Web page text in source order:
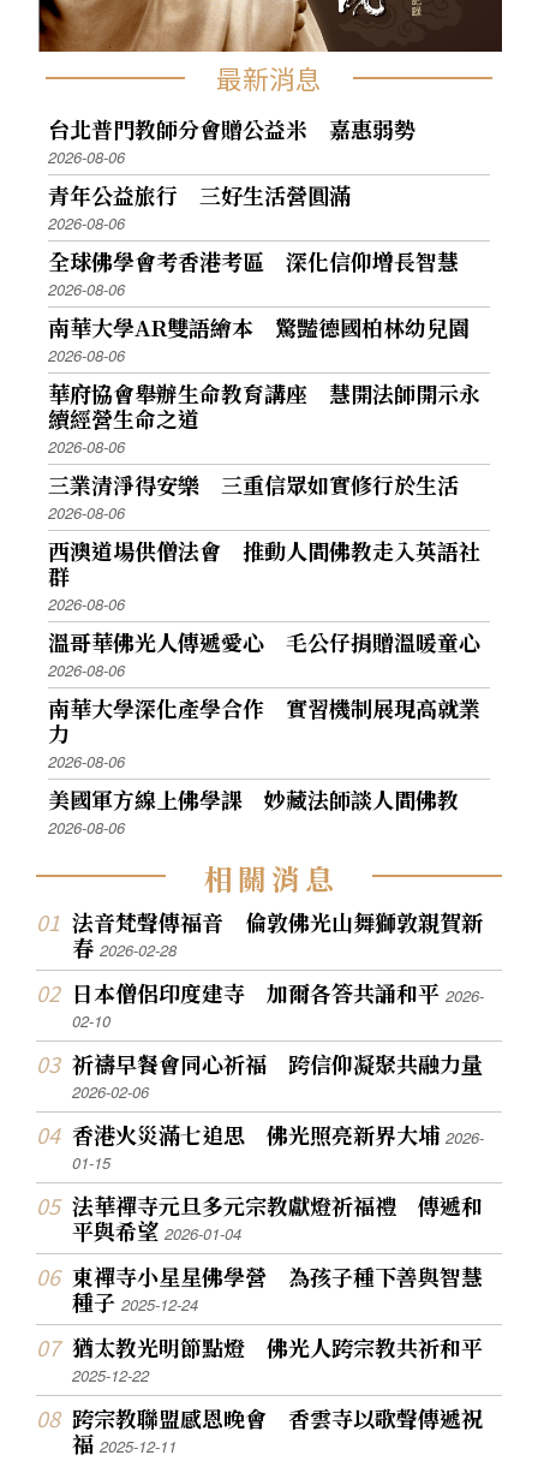
最新消息
台北普門教師分會贈公益米 嘉惠弱勢
2026-08-06
青年公益旅行 三好生活營圓滿
2026-08-06
全球佛學會考香港考區 深化信仰增長智慧
2026-08-06
南華大學AR雙語繪本 驚豔德國柏林幼兒園
2026-08-06
華府協會舉辦生命教育講座 慧開法師開示永
續經營生命之道
2026-08-06
三業清淨得安樂 三重信眾如實修行於生活
2026-08-06
西澳道場供僧法會 推動人間佛教走入英語社
群
2026-08-06
溫哥華佛光人傳遞愛心 毛公仔捐贈溫暖童心
2026-08-06
南華大學深化產學合作 實習機制展現高就業
力
2026-08-06
美國軍方線上佛學課 妙藏法師談人間佛教
2026-08-06
相關消息
法音梵聲傳福音 倫敦佛光山舞獅敦親賀新
春2026-02-28
日本僧侶印度建寺 加爾各答共誦和平2026-
02-10
祈禱早餐會同心祈福 跨信仰凝聚共融力量
2026-02-06
香港火災滿七追思 佛光照亮新界大埔2026-
01-15
法華禪寺元旦多元宗教獻燈祈福禮 傳遞和
平與希望2026-01-04
東禪寺小星星佛學營 為孩子種下善與智慧
種子2025-12-24
猶太教光明節點燈 佛光人跨宗教共祈和平
2025-12-22
跨宗教聯盟感恩晚會 香雲寺以歌聲傳遞祝
福2025-12-11